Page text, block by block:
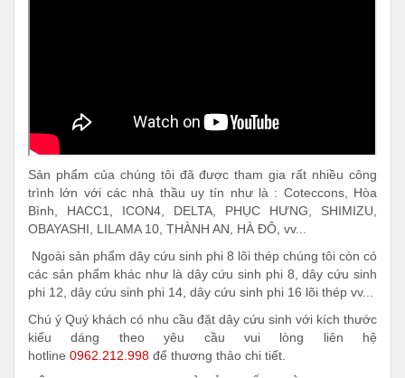
Sản phẩm của chúng tôi đã được tham gia rất nhiều công
trình lớn với các nhà thầu uy tín như là : Coteccons, Hòa
Bình, HACC1, ICON4, DELTA, PHỤC HƯNG, SHIMIZU,
OBAYASHI, LILAMA 10, THÀNH AN, HÀ ĐÔ, vv...
Ngoài sản phẩm dây cứu sinh phi 8 lõi thép chúng tôi còn có
các sản phẩm khác như là dây cứu sinh phi 8, dây cứu sinh
phi 12, dây cứu sinh phi 14, dây cứu sinh phi 16 lõi thép vv...
Chú ý Quý khách có nhu cầu đặt dây cứu sinh với kích thước
kiểu dáng theo yêu cầu vui lòng liên hệ
hotline 0962.212.998 để thương thảo chi tiết.